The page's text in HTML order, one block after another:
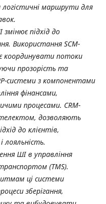
маршрути для
підхід до
Використання SCM-
координувати потоки
прозорість та
системи з компонентами
фінансами,
процесами. CRM-
дозволяють
до клієнтів,
лояльність.
ШІ в управління
(TMS).
ці системи
зберігання,